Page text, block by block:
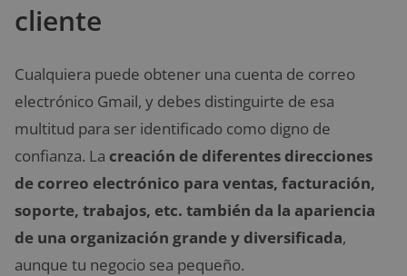
cliente
Cualquiera puede obtener una cuenta de correo
electrónico Gmail, y debes distinguirte de esa
multitud para ser identificado como digno de
confianza. La creación de diferentes direcciones
de correo electrónico para ventas, facturación,
soporte, trabajos, etc. también da la apariencia
de una organización grande y diversificada,
aunque tu negocio sea pequeño.